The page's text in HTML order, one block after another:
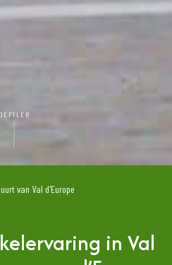
DÉFILER
van Val d'Europe
in Val